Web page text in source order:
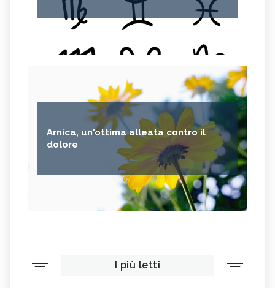
Arnica, un'ottima alleata contro il
dolore
I più letti